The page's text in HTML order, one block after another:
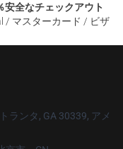
安全なチェックアウト
/ マスターカード / ビザ
ランタ, GA 30339, アメ